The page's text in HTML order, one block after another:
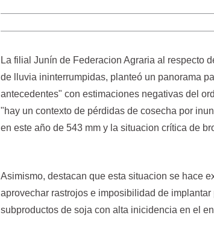
La filial Junín de Federacion Agraria al respecto
de lluvia ininterrumpidas, planteó un panorama
antecedentes" con estimaciones negativas del
"hay un contexto de pérdidas de cosecha por
en este año de 543 mm y la situacion crítica de
Asimismo, destacan que esta situacion se hace
aprovechar rastrojos e imposibilidad de
subproductos de soja con alta inicidencia en el